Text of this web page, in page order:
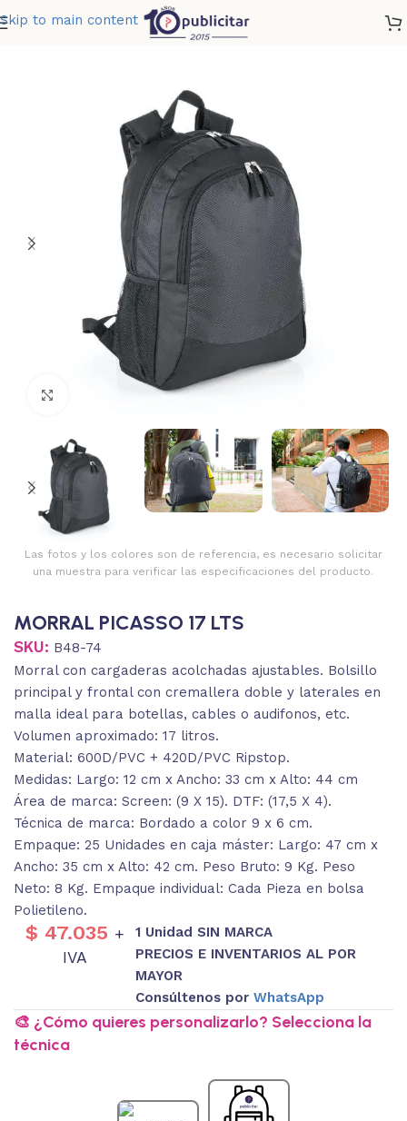
Skip to main content
MORRAL PICASSO 17 LTS
Clic para ampliar
Las fotos y los colores son de referencia, es necesario solicitar
una muestra para verificar las especificaciones del producto.
MORRAL PICASSO 17 LTS
SKU: B48-74
Morral con cargaderas acolchadas ajustables. Bolsillo
principal y frontal con cremallera doble y laterales en
malla ideal para botellas, cables o audifonos, etc.
Volumen aproximado: 17 litros.
Material: 600D/PVC + 420D/PVC Ripstop.
Medidas: Largo: 12 cm x Ancho: 33 cm x Alto: 44 cm
Área de marca: Screen: (9 X 15). DTF: (17,5 X 4).
Técnica de marca: Bordado a color 9 x 6 cm.
Empaque: 25 Unidades en caja máster: Largo: 47 cm x
Ancho: 35 cm x Alto: 42 cm. Peso Bruto: 9 Kg. Peso
Neto: 8 Kg. Empaque individual: Cada Pieza en bolsa
Polietileno.
$ 47.035 +
IVA
1 Unidad SIN MARCA
PRECIOS E INVENTARIOS AL POR
MAYOR
Consúltenos porWhatsApp
🎨 ¿Cómo quieres personalizarlo? Selecciona la
técnica